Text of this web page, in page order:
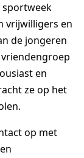
sportweek
vrijwilligers en
de jongeren
en
ze op het
op met